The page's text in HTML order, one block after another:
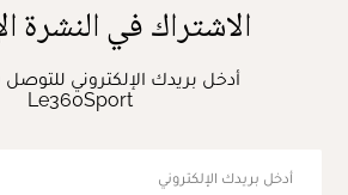
الاشتراك في النشرة
أدخل بريدك الإلكتروني للتوصل
Le360Sport